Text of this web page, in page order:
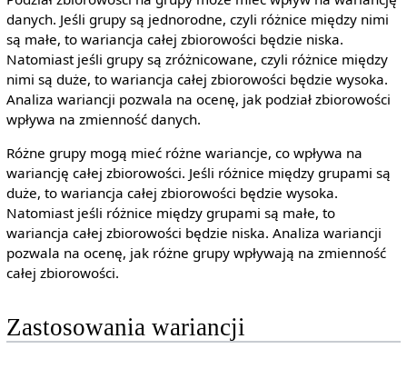
danych. Jeśli grupy są jednorodne, czyli różnice między nimi
są małe, to wariancja całej zbiorowości będzie niska.
Natomiast jeśli grupy są zróżnicowane, czyli różnice między
nimi są duże, to wariancja całej zbiorowości będzie wysoka.
Analiza wariancji pozwala na ocenę, jak podział zbiorowości
wpływa na zmienność danych.
Różne grupy mogą mieć różne wariancje, co wpływa na
wariancję całej zbiorowości. Jeśli różnice między grupami są
duże, to wariancja całej zbiorowości będzie wysoka.
Natomiast jeśli różnice między grupami są małe, to
wariancja całej zbiorowości będzie niska. Analiza wariancji
pozwala na ocenę, jak różne grupy wpływają na zmienność
całej zbiorowości.
Zastosowania wariancji